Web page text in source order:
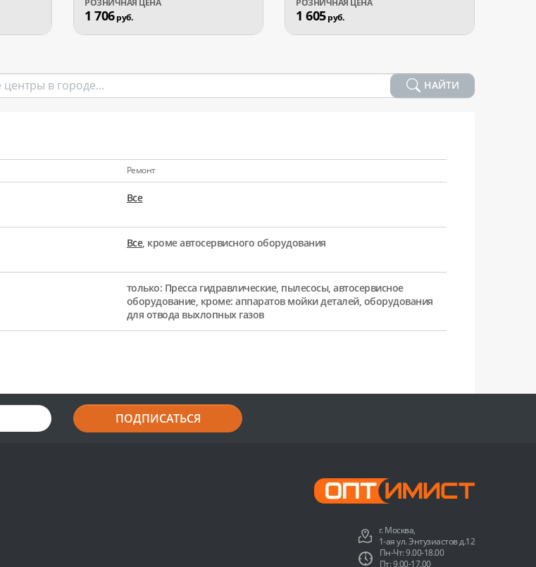
1 706руб. 1 605руб.
НАЙТИ
Ремонт
Все
Все, кроме автосервисного оборудования
только: Пресса гидравлические, пылесосы, автосервисное
оборудование, кроме: аппаратов мойки деталей, оборудования
для отвода выхлопных газов
ПОДПИСАТЬСЯ
г. Москва,
1-ая ул. Энтузиастов д.12
Пн-Чт: 9.00-18.00
Пт: 9.00-17.00